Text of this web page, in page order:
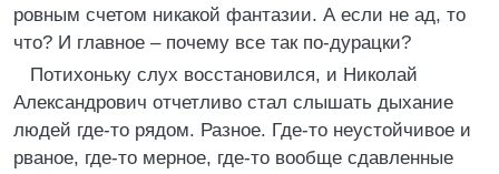
ровным счетом никакой фантазии. А если не ад, то
что? И главное – почему все так по-дурацки?
Потихоньку слух восстановился, и Николай
Александрович отчетливо стал слышать дыхание
людей где-то рядом. Разное. Где-то неустойчивое и
рваное, где-то мерное, где-то вообще сдавленные